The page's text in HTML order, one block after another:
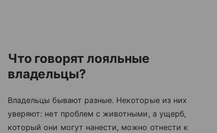
Что говорят лояльные
владельцы?
Владельцы бывают разные. Некоторые из них
уверяют: нет проблем с животными, а ущерб,
который они могут нанести, можно отнести к